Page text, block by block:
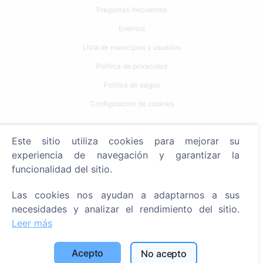
Preguntas frecuentes
Eventos
Lista de municipios y usuarios
Política de privacidad
Política de pagos
Configuración de cookies
Buscar fallecidos
Buscar cementerios
Servicios
SIA "CEMETY", LV40103618951
Este sitio utiliza cookies para mejorar su
experiencia de navegación y garantizar la
funcionalidad del sitio.
Las cookies nos ayudan a adaptarnos a sus
necesidades y analizar el rendimiento del sitio.
Leer más
Acepto No acepto